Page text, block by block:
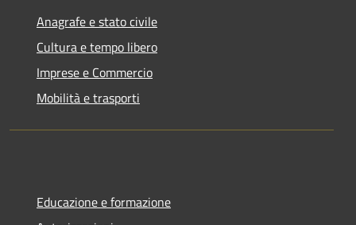
Anagrafe e stato civile
Cultura e tempo libero
Imprese e Commercio
Mobilità e trasporti
Educazione e formazione